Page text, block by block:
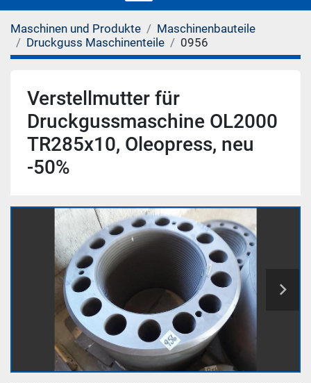
Maschinen und Produkte
Maschinenbauteile
Druckguss Maschinenteile
0956
Verstellmutter für
Druckgussmaschine OL2000
TR285x10, Oleopress, neu
-50%